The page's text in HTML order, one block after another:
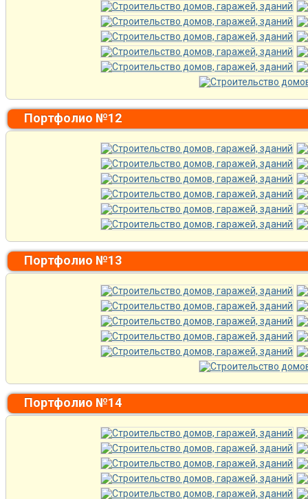
Портфолио №12
Портфолио №13
Портфолио №14